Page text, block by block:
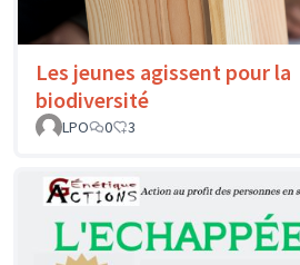
Les jeunes agissent pour la
biodiversité
LPO
0 3